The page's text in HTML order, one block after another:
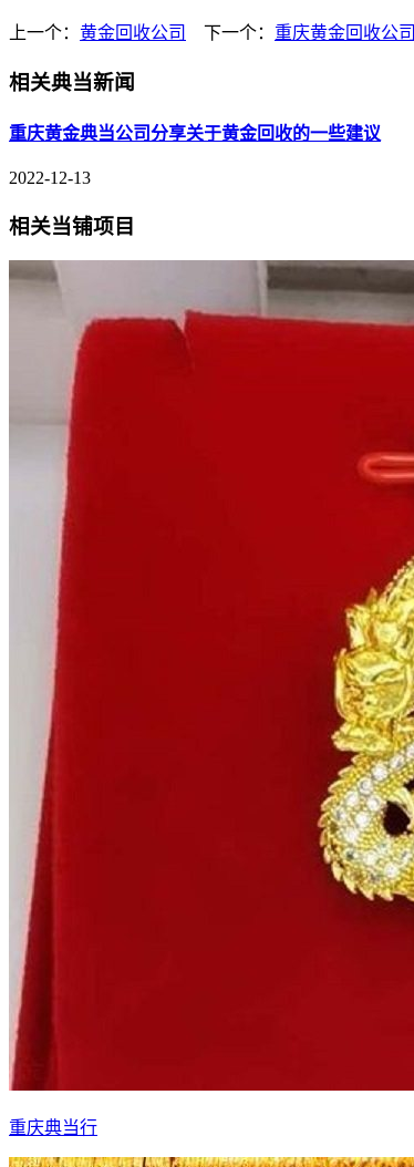
上一个： 黄金回收公司 下一个： 重庆黄金回收公司
相关典当新闻
重庆黄金典当公司分享关于黄金回收的一些建议
2022-12-13
相关当铺项目
重庆典当行